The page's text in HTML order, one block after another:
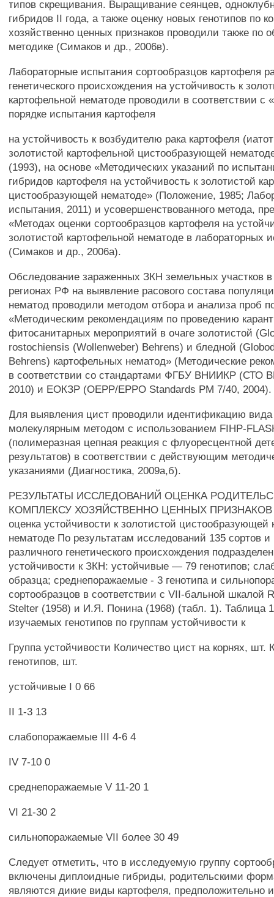
типов скрещивания. Выращивание сеянцев,
гибридов II года, а также оценку новых генотипов по
хозяйственно ценных признаков проводили также по
методике (Симаков и др., 2006в).
Лабораторные испытания сортообразцов картофеля
генетического происхождения на устойчивость к
картофельной нематоде проводили в соответствии с
порядке испытания картофеля
на устойчивость к возбудителю рака картофеля
золотистой картофельной цистообразующей
(1993), на основе «Методических указаний по
гибридов картофеля на устойчивость к золотистой
цистообразующей нематоде» (Положение, 1985;
испытания, 2011) и усовершенствованного метода,
«Методах оценки сортообразцов картофеля на
золотистой картофельной нематоде в лабораторных
(Симаков и др., 2006а).
Обследование зараженных ЗКН земельных участков
регионах РФ на выявление расового состава
нематод проводили методом отбора и анализа проб
«Методическим рекомендациям по проведению
фитосанитарных мероприятий в очаге золотистой
rostochiensis (Wollenweber) Behrens) и бледной
Behrens) картофельных нематод» (Методические
в соответствии со стандартами ФГБУ ВНИИКР (СТО
2010) и ЕОКЗР (ОЕРР/ЕРРО Standards РМ 7/40, 2004).
Для выявления цист проводили идентификацию
молекулярным методом с использованием FIHP-
(полимеразная цепная реакция с флуоресцентной
результатов) в соответствии с действующим
указаниями (Диагностика, 2009а,б).
РЕЗУЛЬТАТЫ ИССЛЕДОВАНИЙ ОЦЕНКА
КОМПЛЕКСУ ХОЗЯЙСТВЕННО ЦЕННЫХ ПРИЗНАКОВ
оценка устойчивости к золотистой цистообразующей
нематоде По результатам исследований 135 сортов и
различного генетического происхождения
устойчивости к ЗКН: устойчивые — 79 генотипов;
образца; среднепоражаемые - 3 генотипа и
сортообразцов в соответствии с VII-бальной шкалой
Stelter (1958) и И.Я. Понина (1968) (табл. 1). Таблица
изучаемых генотипов по группам устойчивости к
Группа устойчивости Количество цист на корнях, шт.
генотипов, шт.
устойчивые I 0 66
II 1-3 13
слабопоражаемые III 4-6 4
IV 7-10 0
среднепоражаемые V 11-20 1
VI 21-30 2
сильнопоражаемые VII более 30 49
Следует отметить, что в исследуемую группу
включены диплоидные гибриды, родительскими
являются дикие виды картофеля, предположительно